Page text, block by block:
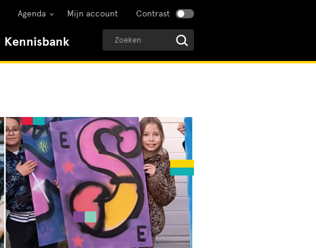
Agenda Mijn account Contrast
Kennisbank